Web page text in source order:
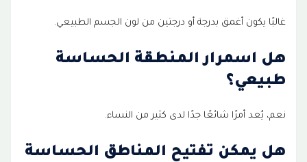
غالبًا يكون أغمق بدرجة أو درجتين من لون الجسم الطبيعي.
هل اسمرار المنطقة الحساسة
طبيعي؟
نعم، يُعد أمرًا شائعًا جدًا لدى كثير من النساء.
هل يمكن تفتيح المناطق الحساسة